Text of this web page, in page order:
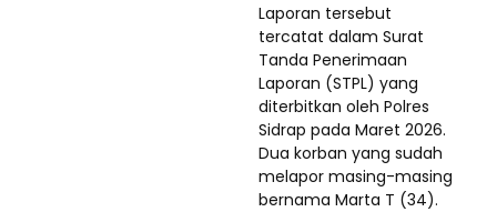
Laporan tersebut
tercatat dalam Surat
Tanda Penerimaan
Laporan (STPL) yang
diterbitkan oleh Polres
Sidrap pada Maret 2026.
Dua korban yang sudah
melapor masing-masing
bernama Marta T (34).